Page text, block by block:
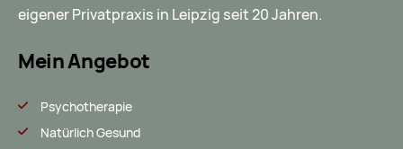
eigener Privatpraxis in Leipzig seit 20 Jahren.
Mein Angebot
Psychotherapie
Natürlich Gesund